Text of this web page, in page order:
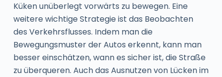
Küken unüberlegt vorwärts zu bewegen. Eine
weitere wichtige Strategie ist das Beobachten
des Verkehrsflusses. Indem man die
Bewegungsmuster der Autos erkennt, kann man
besser einschätzen, wann es sicher ist, die Straße
zu überqueren. Auch das Ausnutzen von Lücken im